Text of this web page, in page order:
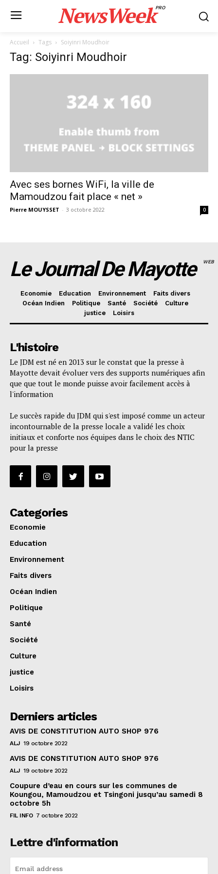
NewsWeekPRO
Accueil Tags Soiyinri Moudhoir
Tag: Soiyinri Moudhoir
Avec ses bornes WiFi, la ville de
Mamoudzou fait place « net »
Pierre MOUYSSET - 3 octobre 2022 0
Le Journal De Mayotte WEB
Economie Education Environnement
Faits divers
Océan Indien
Politique Santé Société
Culture
justice
Loisirs
L'histoire
Le JDM est né en 2013 sur le constat que la presse à
Mayotte devait évoluer vers des supports numériques afin
que que tout le monde puisse avoir facilement accès à
l'information
Le succès rapide du JDM qui s'est imposé comme un acteur
incontournable de la presse locale a validé les choix
initiaux et conforte nos équipes dans le choix des NTIC
pour la presse
Categories
Economie
Education
Environnement
Faits divers
Océan Indien
Politique
Santé
Société
Culture
justice
Loisirs
Derniers articles
AVIS DE CONSTITUTION AUTO SHOP 976
ALJ 19 octobre 2022
AVIS DE CONSTITUTION AUTO SHOP 976
ALJ 19 octobre 2022
Coupure d’eau en cours sur les communes de
Koungou, Mamoudzou et Tsingoni jusqu’au samedi 8
octobre 5h
FIL INFO 7 octobre 2022
Lettre d'information